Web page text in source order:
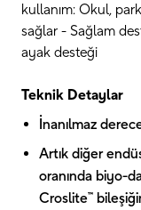
kullanım: Okul,
sağlar - Sağlam
ayak desteği
Teknik Detaylar
İnanılmaz
Artık diğer
oranında biyo-
Croslite™